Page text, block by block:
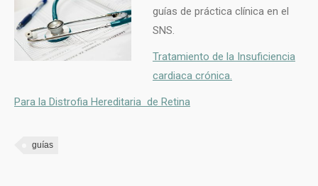
guías de práctica clínica en el
SNS.
Tratamiento de la Insuficiencia
cardiaca crónica.
Para la Distrofia Hereditaria de Retina
guías